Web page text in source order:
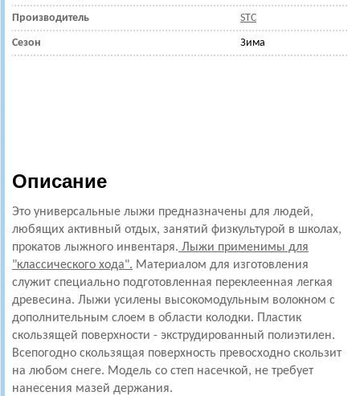
Производитель STC
Сезон Зима
Описание
Это универсальные лыжи предназначены для людей,
любящих активный отдых, занятий физкультурой в школах,
прокатов лыжного инвентаря. Лыжи применимы для
"классического хода". Материалом для изготовления
служит специально подготовленная переклеенная легкая
древесина. Лыжи усилены высокомодульным волокном с
дополнительным слоем в области колодки. Пластик
скользящей поверхности - экструдированный полиэтилен.
Всепогодно скользящая поверхность превосходно скользит
на любом снеге. Модель со степ насечкой, не требует
нанесения мазей держания.